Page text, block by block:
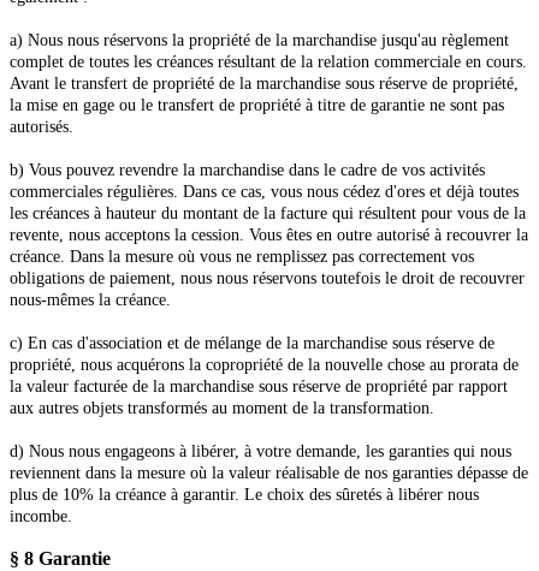
a) Nous nous réservons la propriété de la marchandise jusqu'au règlement
complet de toutes les créances résultant de la relation commerciale en cours.
Avant le transfert de propriété de la marchandise sous réserve de propriété,
la mise en gage ou le transfert de propriété à titre de garantie ne sont pas
autorisés.
b) Vous pouvez revendre la marchandise dans le cadre de vos activités
commerciales régulières. Dans ce cas, vous nous cédez d'ores et déjà toutes
les créances à hauteur du montant de la facture qui résultent pour vous de la
revente, nous acceptons la cession. Vous êtes en outre autorisé à recouvrer la
créance. Dans la mesure où vous ne remplissez pas correctement vos
obligations de paiement, nous nous réservons toutefois le droit de recouvrer
nous-mêmes la créance.
c) En cas d'association et de mélange de la marchandise sous réserve de
propriété, nous acquérons la copropriété de la nouvelle chose au prorata de
la valeur facturée de la marchandise sous réserve de propriété par rapport
aux autres objets transformés au moment de la transformation.
d) Nous nous engageons à libérer, à votre demande, les garanties qui nous
reviennent dans la mesure où la valeur réalisable de nos garanties dépasse de
plus de 10% la créance à garantir. Le choix des sûretés à libérer nous
incombe.
§ 8 Garantie